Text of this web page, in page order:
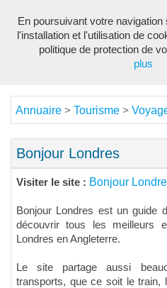
Annuaire > Tourisme >
Bonjour Londres
Visiter le site : Bonjour
Bonjour Londres est un guide
découvrir tous les meilleurs
Londres en Angleterre.
Le site partage aussi
transports, que ce soit le train,
En poursuivant votre
l'installation et l'utilisation de
politique de protection de
plus